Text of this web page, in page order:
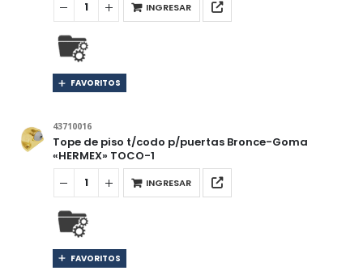
INGRESAR
FAVORITOS
43710016
Tope de piso t/codo p/puertas Bronce-Goma
«HERMEX» TOCO-1
INGRESAR
FAVORITOS